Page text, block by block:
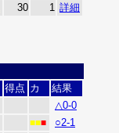
30 1 詳細
得点 カ
結果
△0-0
■■■
○2-1